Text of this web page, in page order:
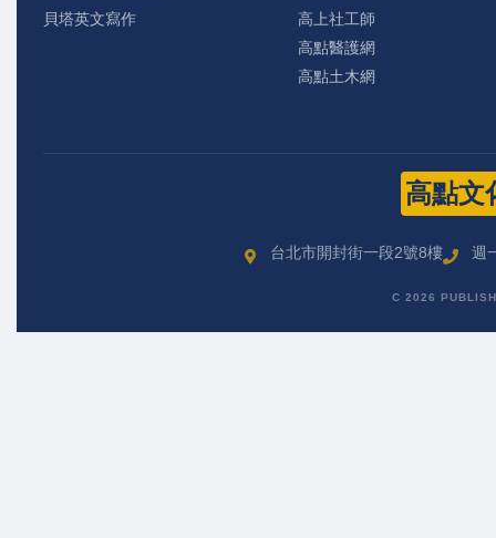
貝塔英文寫作
高上社工師
高點醫護網
高點土木網
高點文
台北市開封街一段2號8樓 週
C 2026